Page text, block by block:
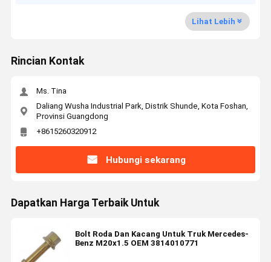
Lihat Lebih
Rincian Kontak
Ms. Tina
Daliang Wusha Industrial Park, Distrik Shunde, Kota Foshan,
Provinsi Guangdong
+8615260320912
Hubungi sekarang
Dapatkan Harga Terbaik Untuk
Bolt Roda Dan Kacang Untuk Truk Mercedes-
Benz M20x1.5 OEM 3814010771